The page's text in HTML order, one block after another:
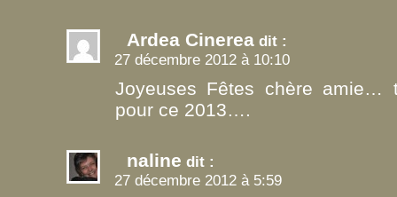
Ardea Cinerea dit :
27 décembre 2012 à 10:10
Joyeuses Fêtes chère amie…
pour ce 2013….
naline dit :
27 décembre 2012 à 5:59